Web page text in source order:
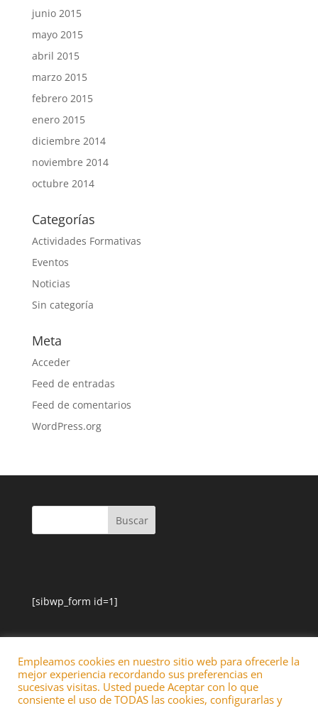
junio 2015
mayo 2015
abril 2015
marzo 2015
febrero 2015
enero 2015
diciembre 2014
noviembre 2014
octubre 2014
Categorías
Actividades Formativas
Eventos
Noticias
Sin categoría
Meta
Acceder
Feed de entradas
Feed de comentarios
WordPress.org
[sibwp_form id=1]
Empleamos cookies en nuestro sitio web para ofrecerle la
mejor experiencia recordando sus preferencias en
sucesivas visitas. Usted puede Aceptar con lo que
consiente el uso de TODAS las cookies, configurarlas y